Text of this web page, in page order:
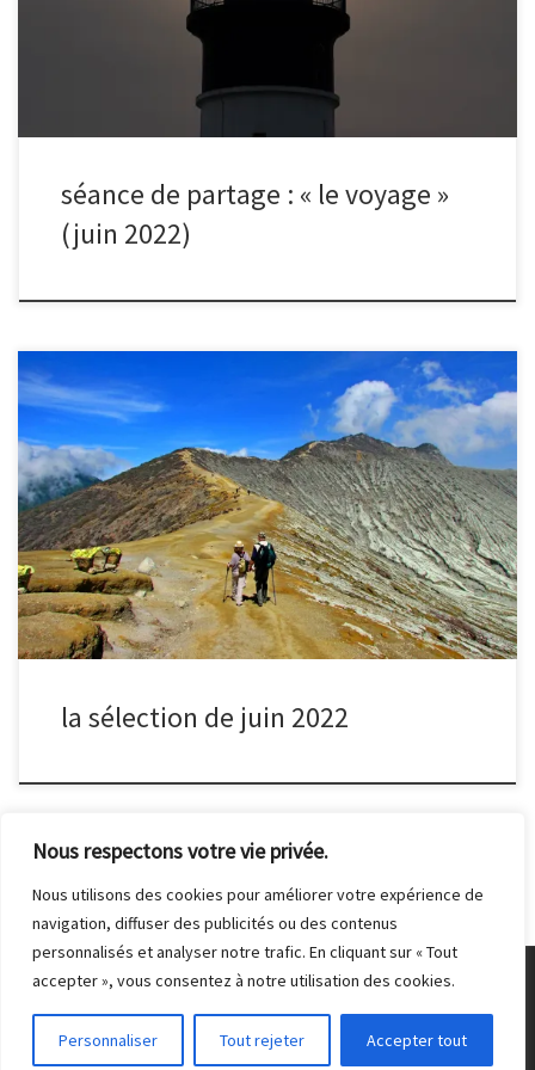
Nous respectons votre vie privée.
Nous utilisons des cookies pour améliorer votre expérience de
navigation, diffuser des publicités ou des contenus
personnalisés et analyser notre trafic. En cliquant sur « Tout
accepter », vous consentez à notre utilisation des cookies.
Personnaliser Tout rejeter Accepter tout
séance de partage : « le voyage »
(juin 2022)
Après chaque séance de partage, nous organisons un vote
électronique pour sélectionner la photo du mois.
la sélection de juin 2022
© 2026Club Photo de Malakoff– Tous droits réservés